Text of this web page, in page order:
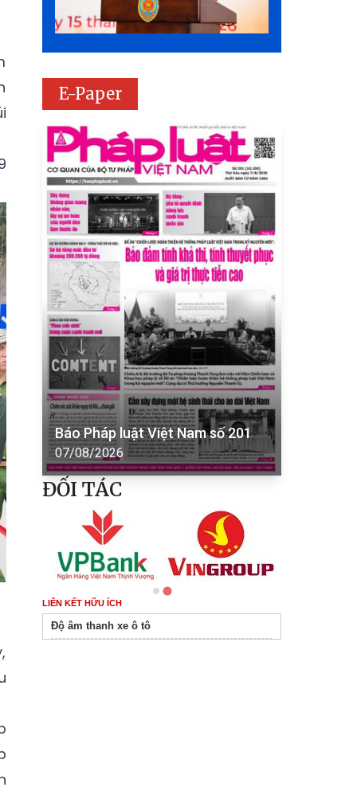
E-Paper
Báo Pháp luật Việt Nam số 201
07/08/2026
ĐỐI TÁC
LIÊN KẾT HỮU ÍCH
Độ âm thanh xe ô tô